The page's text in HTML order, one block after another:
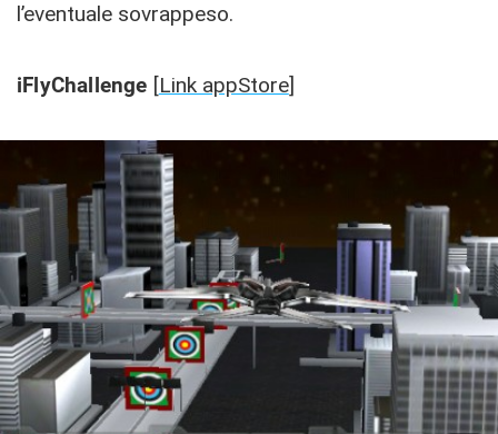
l’eventuale sovrappeso.
iFlyChallenge [Link appStore]